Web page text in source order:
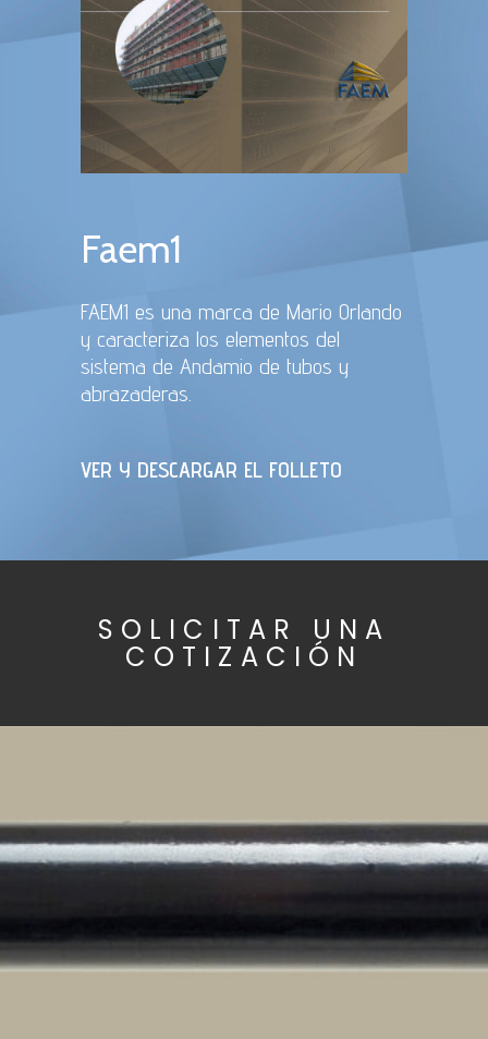
Faem1
FAEM1 es una marca de Mario Orlando
y caracteriza los elementos del
sistema de Andamio de tubos y
abrazaderas.
VER Y DESCARGAR EL FOLLETO
SOLICITAR UNA
COTIZACIÓN
Faem1
abrazaderas, Mario Orlando, Faem1